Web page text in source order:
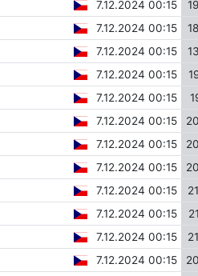
7.12.2024 00:15
7.12.2024 00:15
7.12.2024 00:15
7.12.2024 00:15
7.12.2024 00:15
7.12.2024 00:15
7.12.2024 00:15
7.12.2024 00:15
7.12.2024 00:15
7.12.2024 00:15
7.12.2024 00:15
7.12.2024 00:15